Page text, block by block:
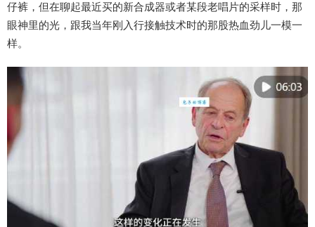
仔裤，但在聊起最近买的新合成器或者某段老唱片的采样时，那
眼神里的光，跟我当年刚入行接触技术时的那股热血劲儿一模一
样。